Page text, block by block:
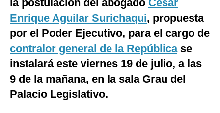
EEUU
México
España
Internacional
Tecnología
la postulación del abogado César
Enrique Aguilar Surichaqui, propuesta
por el Poder Ejecutivo, para el cargo de
contralor general de la Repúblicase
instalará este viernes 19 de julio, a las
9 de la mañana, en la sala Grau del
Palacio Legislativo.